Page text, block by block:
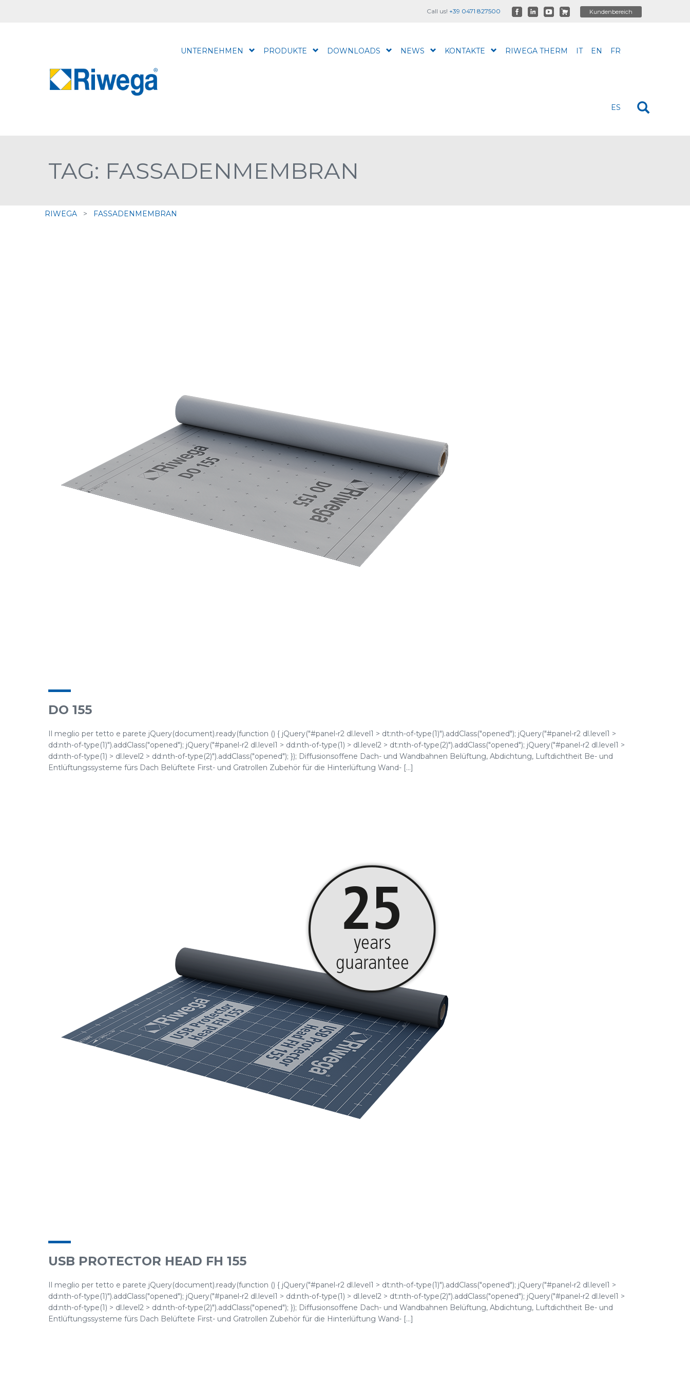
UNTERNEHMEN PRODUKTE DOWNLOADS NEWS KONTAKTE RIWEGA THERM IT EN FR
ES
Call us! +39 0471 827500
TAG: FASSADENMEMBRAN
RIWEGA > FASSADENMEMBRAN
DO 155
Il meglio per tetto e parete jQuery(document).ready(function () { jQuery("#panel-r2 dl.level1 > dt:nth-of-type(1)").addClass("opened"); jQuery("#panel-r2 dl.level1 >
dd:nth-of-type(1)").addClass("opened"); jQuery("#panel-r2 dl.level1 > dd:nth-of-type(1) > dl.level2 > dt:nth-of-type(2)").addClass("opened"); jQuery("#panel-r2 dl.level1 >
dd:nth-of-type(1) > dl.level2 > dd:nth-of-type(2)").addClass("opened"); }); Diffusionsoffene Dach- und Wandbahnen Belüftung, Abdichtung, Luftdichtheit Be- und
Entlüftungssysteme fürs Dach Belüftete First- und Gratrollen Zubehör für die Hinterlüftung Wand- [...]
USB PROTECTOR HEAD FH 155
Il meglio per tetto e parete jQuery(document).ready(function () { jQuery("#panel-r2 dl.level1 > dt:nth-of-type(1)").addClass("opened"); jQuery("#panel-r2 dl.level1 >
dd:nth-of-type(1)").addClass("opened"); jQuery("#panel-r2 dl.level1 > dd:nth-of-type(1) > dl.level2 > dt:nth-of-type(2)").addClass("opened"); jQuery("#panel-r2 dl.level1 >
dd:nth-of-type(1) > dl.level2 > dd:nth-of-type(2)").addClass("opened"); }); Diffusionsoffene Dach- und Wandbahnen Belüftung, Abdichtung, Luftdichtheit Be- und
Entlüftungssysteme fürs Dach Belüftete First- und Gratrollen Zubehör für die Hinterlüftung Wand- [...]